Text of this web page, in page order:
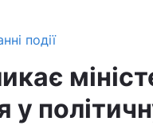
події
у